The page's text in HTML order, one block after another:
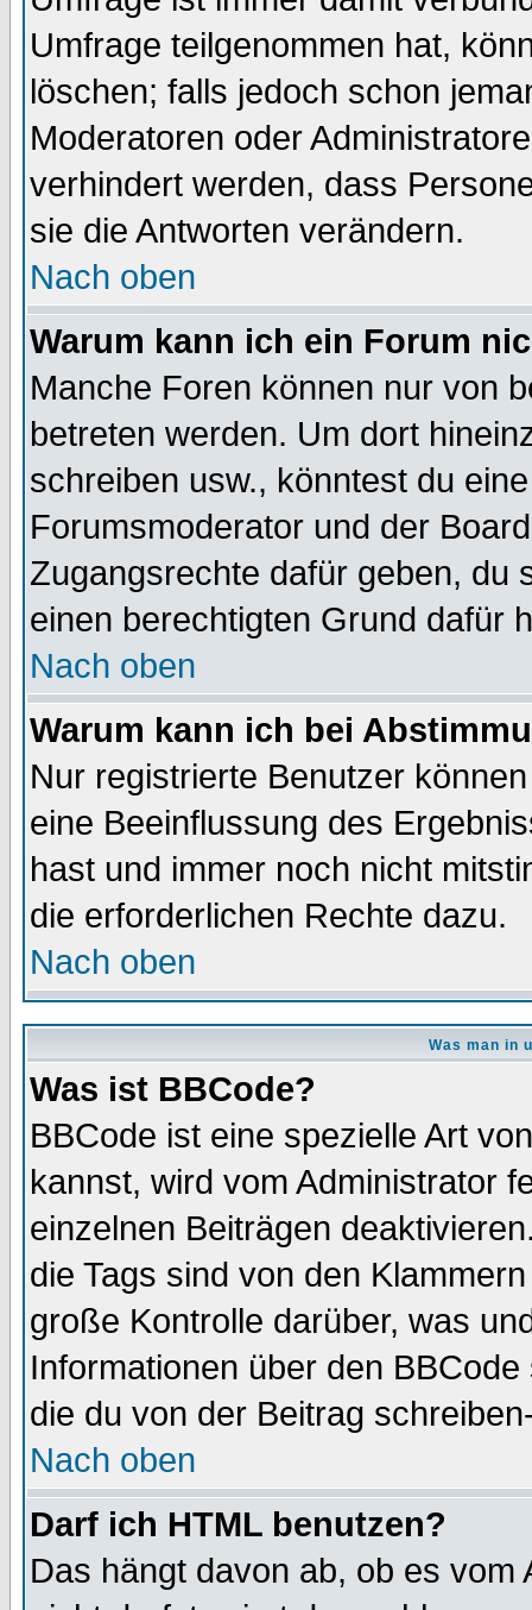
Umfrage teilgenommen hat,
löschen; falls jedoch schon
Moderatoren oder
verhindert werden, dass
sie die Antworten verändern.
Nach oben
Warum kann ich ein Forum
Manche Foren können nur von
betreten werden. Um dort
schreiben usw., könntest du
Forumsmoderator und der
Zugangsrechte dafür geben, du
einen berechtigten Grund dafür
Nach oben
Warum kann ich bei
Nur registrierte Benutzer
eine Beeinflussung des
hast und immer noch nicht
die erforderlichen Rechte dazu.
Nach oben
Was man in
Was ist BBCode?
BBCode ist eine spezielle Art
kannst, wird vom Administrator
einzelnen Beiträgen
die Tags sind von den
große Kontrolle darüber, was
Informationen über den
die du von der Beitrag
Nach oben
Darf ich HTML benutzen?
Das hängt davon ab, ob es